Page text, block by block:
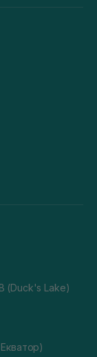
(Duck's Lake)